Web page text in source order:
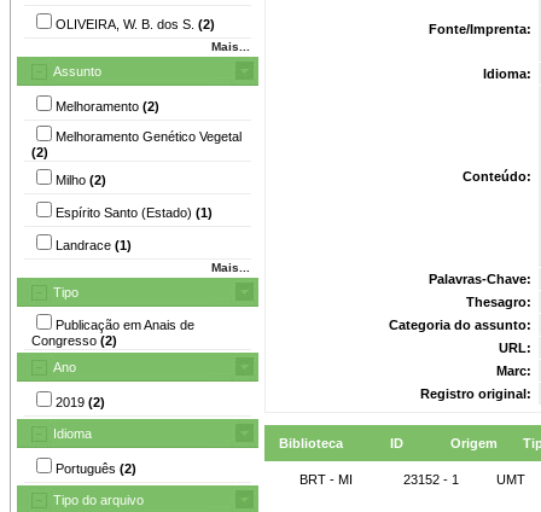
OLIVEIRA, W. B. dos S. (2)
Mais...
Assunto
Melhoramento (2)
Melhoramento Genético Vegetal
(2)
Milho (2)
Espírito Santo (Estado) (1)
Landrace (1)
Mais...
Tipo
Publicação em Anais de
Congresso (2)
Ano
2019 (2)
Idioma
Português (2)
Tipo do arquivo
Fonte/Imprenta:
Idioma:
Conteúdo:
Palavras-Chave:
Thesagro:
Categoria do assunto:
URL:
Marc:
Registro original:
Biblioteca ID Origem
BRT - MI 23152 - 1 UMT